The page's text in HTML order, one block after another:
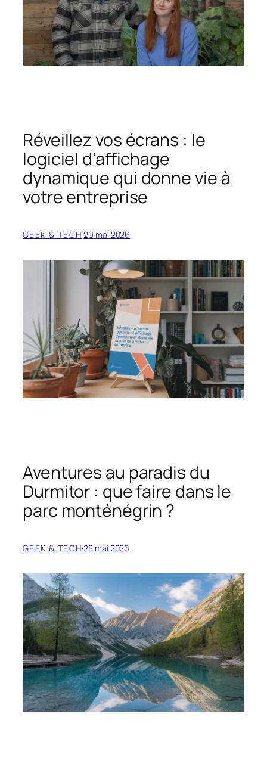
Réveillez vos écrans : le
logiciel d’affichage
dynamique qui donne vie à
votre entreprise
GEEK & TECH·29 mai 2026
Aventures au paradis du
Durmitor : que faire dans le
parc monténégrin ?
GEEK & TECH·28 mai 2026